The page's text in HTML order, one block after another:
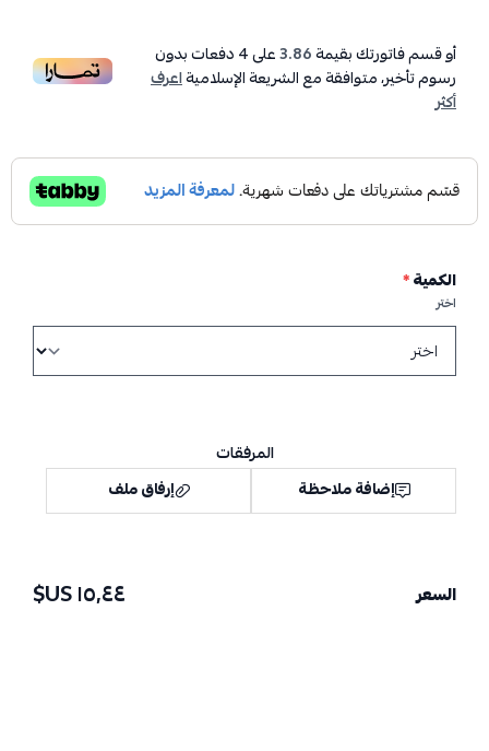
أو قسم فاتورتك بقيمة3.86على4دفعات بدون
رسوم تأخير، متوافقة مع الشريعة الإسلاميةاعرف
أكثر
الكمية*
اختر
المرفقات
إضافة ملاحظة
إرفاق ملف
السعر ١٥٫٤٤ US$